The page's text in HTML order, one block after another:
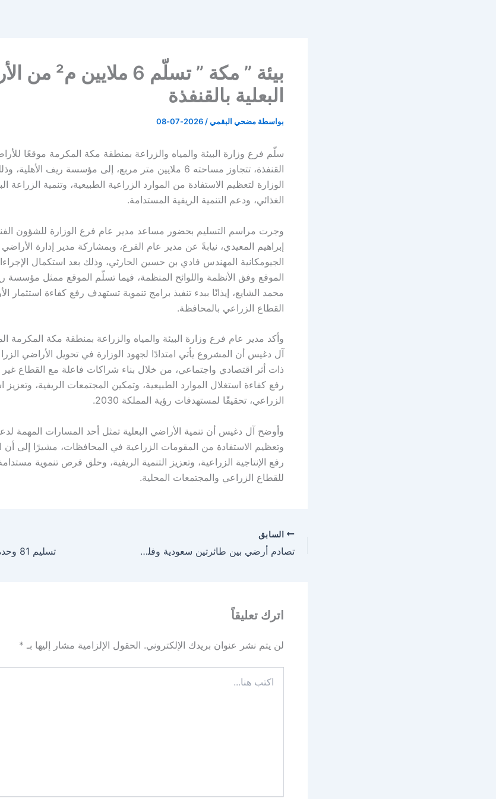
بيئة ” مكة ” تسلّم 6
البعلية بالقنفذة
بواسطة مضحي البقمي/
2026-07-08
سلّم فرع وزارة البيئة والمياه والزراعة بمنطقة مكة المكرمة موقعًا
القنفذة، تتجاوز مساحته 6 ملايين متر مربع، إلى مؤسسة ريف
الوزارة لتعظيم الاستفادة من الموارد الزراعية الطبيعية، وتنمية الزراعة
الغذائي، ودعم التنمية الريفية المستدامة.
وجرت مراسم التسليم بحضور مساعد مدير عام فرع الوزارة للشؤون
إبراهيم المعيدي، نيابةً عن مدير عام الفرع، وبمشاركة مدير إدارة
الجيومكانية المهندس فادي بن حسين الحارثي، وذلك بعد استكمال
الموقع وفق الأنظمة واللوائح المنظمة، فيما تسلّم الموقع ممثل مؤسسة
محمد الشايع، إيذانًا ببدء تنفيذ برامج تنموية تستهدف رفع كفاءة استثمار
القطاع الزراعي بالمحافظة.
وأكد مدير عام فرع وزارة البيئة والمياه والزراعة بمنطقة مكة المكرمة
آل دغيس أن المشروع يأتي امتدادًا لجهود الوزارة في تحويل الأراضي
ذات أثر اقتصادي واجتماعي، من خلال بناء شراكات فاعلة مع القطاع
رفع كفاءة استغلال الموارد الطبيعية، وتمكين المجتمعات الريفية، وتعزيز
الزراعي، تحقيقًا لمستهدفات رؤية المملكة 2030.
وأوضح آل دغيس أن تنمية الأراضي البعلية تمثل أحد المسارات المهمة
وتعظيم الاستفادة من المقومات الزراعية في المحافظات، مشيرًا إلى
رفع الإنتاجية الزراعية، وتعزيز التنمية الريفية، وخلق فرص تنموية
للقطاع الزراعي والمجتمعات المحلية.
السابق
تصادم أرضي بين طائرتين سعودية وفلبينية في مطار مانيلا
اترك تعليقاً
لن يتم نشر عنوان بريدك الإلكتروني. الحقول الإلزامية مشار إليها بـ *
هنا...